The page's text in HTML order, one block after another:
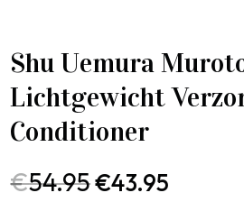
Shu Uemura
Lichtgewicht
Conditioner
€54.95€43.95